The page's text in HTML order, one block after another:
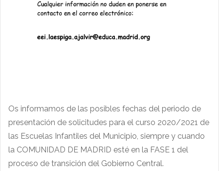
Os informamos de las posibles fechas del periodo de
presentación de solicitudes para el curso 2020/2021 de
las Escuelas Infantiles del Municipio, siempre y cuando
la COMUNIDAD DE MADRID esté en la FASE 1 del
proceso de transición del Gobierno Central.